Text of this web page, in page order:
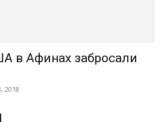
в Афинах забросали
2018